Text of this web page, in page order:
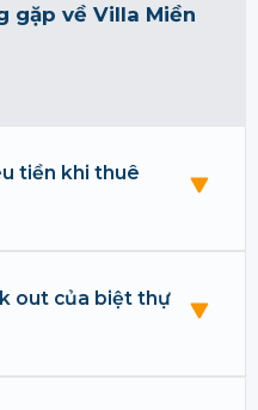
gặp về Villa Miền
tiền khi thuê
out của biệt thự